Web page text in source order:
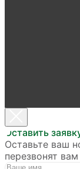
Оставить
Оставьте ваш
перезвонят